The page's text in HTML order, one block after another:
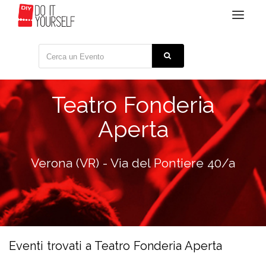
Toggle
Teatro Fonderia
Aperta
Verona (VR) - Via del Pontiere 40/a
Eventi trovati a Teatro Fonderia Aperta